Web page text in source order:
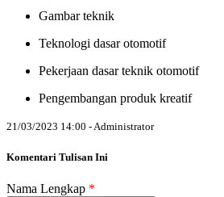
Gambar teknik
Teknologi dasar otomotif
Pekerjaan dasar teknik otomotif
Pengembangan produk kreatif
21/03/2023 14:00 - Administrator
Komentari Tulisan Ini
Nama Lengkap *